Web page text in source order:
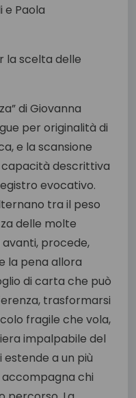
e Paola
la scelta delle
di Giovanna
per originalità di
e la scansione
capacità descrittiva
evocativo.
tra il peso
delle molte
procede,
la pena allora
di carta che può
trasformarsi
fragile che vola,
impalpabile del
estende a un più
chi